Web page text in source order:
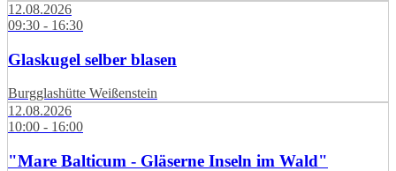
12.08.2026
09:30 - 16:30
Glaskugel selber blasen
Burgglashütte Weißenstein
12.08.2026
10:00 - 16:00
"Mare Balticum - Gläserne Inseln im Wald"